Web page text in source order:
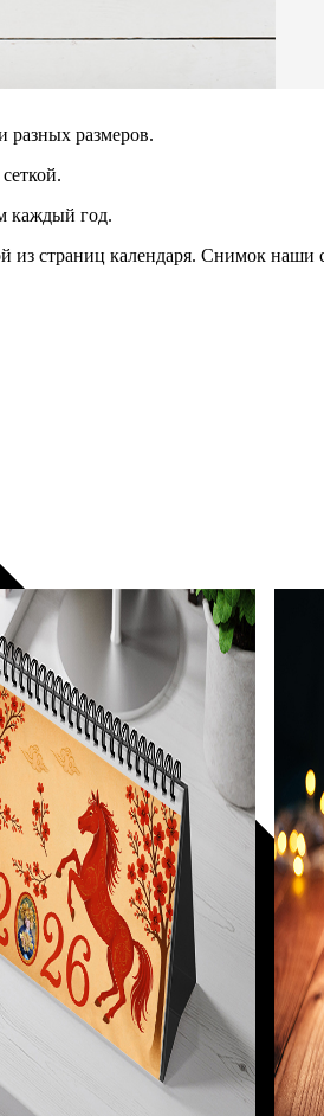
разных размеров.
каждый год.
страниц календаря. Снимок наши